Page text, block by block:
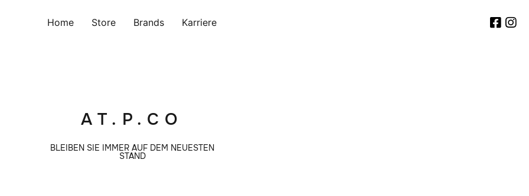
Home Store Brands Karriere
AT.P.CO
BLEIBEN SIE IMMER AUF DEM NEUESTEN
STAND